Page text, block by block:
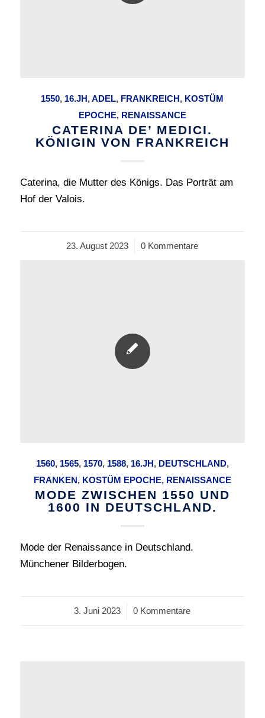
1550, 16.JH,ADEL, FRANKREICH, KOSTÜM
EPOCHE, RENAISSANCE
CATERINA DE’ MEDICI.
KÖNIGIN VON FRANKREICH
Caterina, die Mutter des Königs. Das Porträt am
Hof der Valois.
23. August 2023
/ 0 Kommentare
1560, 1565, 1570, 1588, 16.JH, DEUTSCHLAND,
FRANKEN, KOSTÜM EPOCHE, RENAISSANCE
MODE ZWISCHEN 1550 UND
1600 IN DEUTSCHLAND.
Mode der Renaissance in Deutschland.
Münchener Bilderbogen.
3. Juni 2023
/ 0 Kommentare